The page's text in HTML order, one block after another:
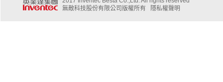
無敵科技股份有限公司版權所有
隱私權聲明